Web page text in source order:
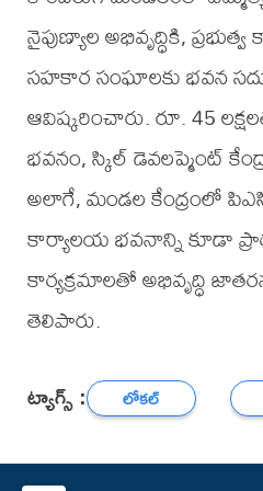
నైపుణ్యాల అభివృద్ధికి,
సహకార సంఘాలకు భవన
ఆవిష్కరించారు. రూ. 45
భవనం, స్కిల్ డెవలప్మెంట్
అలాగే, మండల కేంద్రంలో
కార్యాలయ భవనాన్ని కూడా
కార్యక్రమాలతో అభివృద్ధి
తెలిపారు.
ట్యాగ్స్ : లోకల్